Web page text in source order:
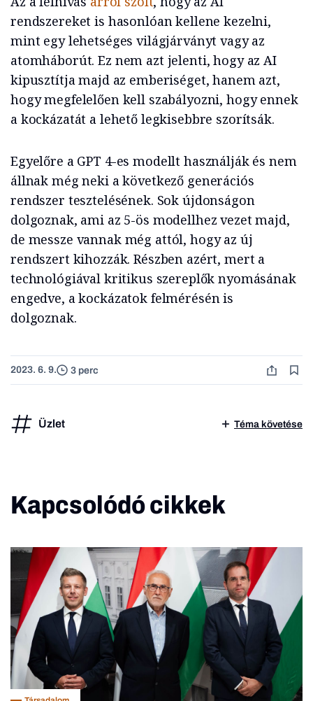
rendszereket is hasonlóan kellene kezelni,
mint egy lehetséges világjárványt vagy az
atomháborút. Ez nem azt jelenti, hogy az AI
kipusztítja majd az emberiséget, hanem azt,
hogy megfelelően kell szabályozni, hogy ennek
a kockázatát a lehető legkisebbre szorítsák.
Egyelőre a GPT 4-es modellt használják és nem
állnak még neki a következő generációs
rendszer tesztelésének. Sok újdonságon
dolgoznak, ami az 5-ös modellhez vezet majd,
de messze vannak még attól, hogy az új
rendszert kihozzák. Részben azért, mert a
technológiával kritikus szereplők nyomásának
engedve, a kockázatok felmérésén is
dolgoznak.
2023. 6. 9. 3 perc
Üzlet Téma követése
Kapcsolódó cikkek